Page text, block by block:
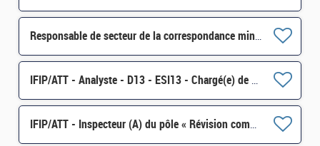
Responsable de secteur de la correspondance ministérielle H/F
IFIP/ATT - Analyste - D13 - ESI13 - Chargé(e) de Continuité d'Activité Informatique H/F
IFIP/ATT - Inspecteur (A) du pôle « Révision comptable » H/F